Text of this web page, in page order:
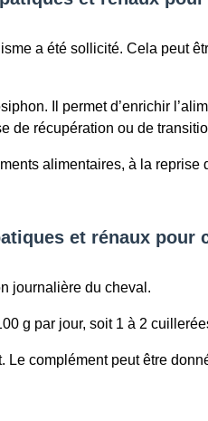
a été sollicité. Cela peut
Il permet d’enrichir
de récupération ou de
alimentaires, à la reprise
et rénaux pour
journalière du cheval.
g par jour, soit 1 à 2
complément peut être